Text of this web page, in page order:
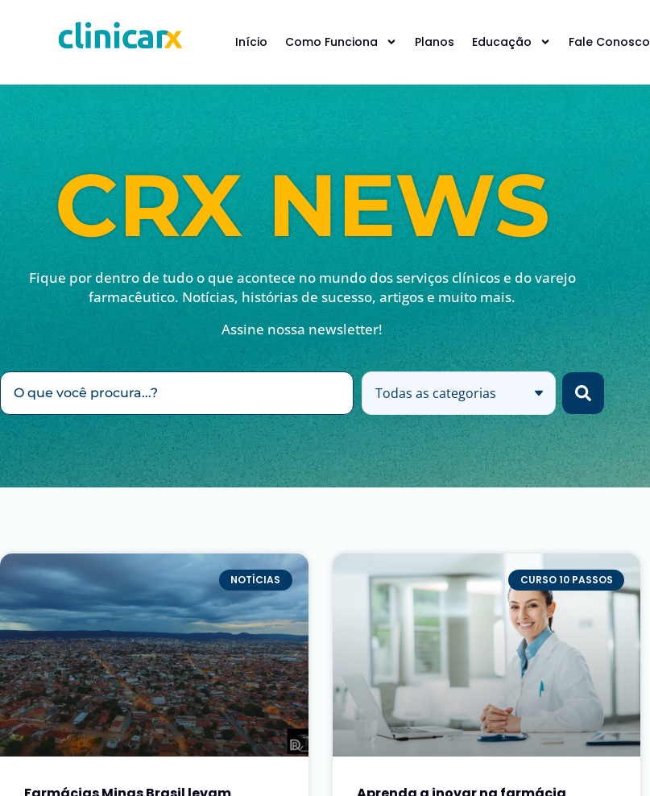
Início Como Funciona Planos Educação Fale Conosco
CRX NEWS
Fique por dentro de tudo o que acontece no mundo dos serviços clínicos e do varejo
farmacêutico. Notícias, histórias de sucesso, artigos e muito mais.
Assine nossa newsletter!
Todas as categorias
NOTÍCIAS CURSO 10 PASSOS